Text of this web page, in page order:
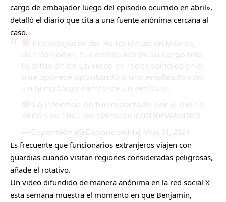
cargo de embajador luego del episodio ocurrido en abril»,
detalló el diario que cita a una fuente anónima cercana al
caso.
El embajador del Reino Unido en México,
Jon Benjamin, fue destituido de su cargo tras
la difusión de un video en redes sociales en el
que aparece apuntando a una empleada con
un arma larga dentro de un vehículo.
La información fue reportada por el diario
británico The…
pic.twitter.com/DU0PWAbDbS
— Expansión (@ExpansionMx) May 31, 2024
Es frecuente que funcionarios extranjeros viajen con
guardias cuando visitan regiones consideradas peligrosas,
añade el rotativo.
Un video difundido de manera anónima en la red social X
esta semana muestra el momento en que Benjamin,